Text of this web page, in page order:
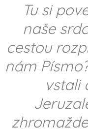
Tu si
naše
cestou
nám
vstali